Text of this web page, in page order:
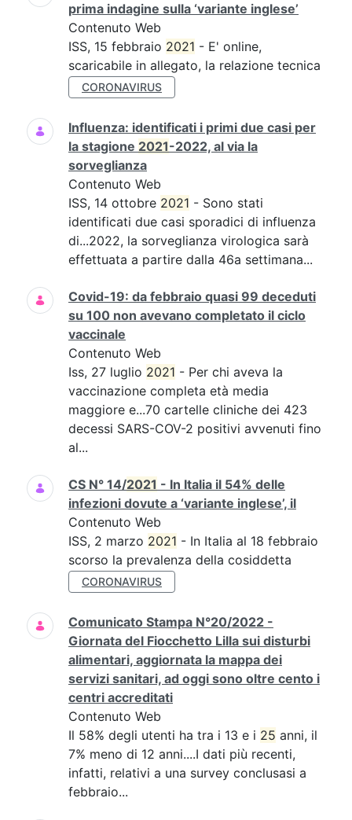
prima indagine sulla ‘variante inglese’
Contenuto Web
ISS, 15 febbraio 2021 - E' online,
scaricabile in allegato, la relazione tecnica
CORONAVIRUS
Influenza: identificati i primi due casi per
la stagione 2021-2022, al via la
sorveglianza
Contenuto Web
ISS, 14 ottobre 2021 - Sono stati
identificati due casi sporadici di influenza
di...2022, la sorveglianza virologica sarà
effettuata a partire dalla 46a settimana...
Covid-19: da febbraio quasi 99 deceduti
su 100 non avevano completato il ciclo
vaccinale
Contenuto Web
Iss, 27 luglio 2021 - Per chi aveva la
vaccinazione completa età media
maggiore e...70 cartelle cliniche dei 423
decessi SARS-COV-2 positivi avvenuti fino
al...
CS N° 14/2021 - In Italia il 54% delle
infezioni dovute a ‘variante inglese’, il
Contenuto Web
ISS, 2 marzo 2021 - In Italia al 18 febbraio
scorso la prevalenza della cosiddetta
CORONAVIRUS
Comunicato Stampa N°20/2022 -
Giornata del Fiocchetto Lilla sui disturbi
alimentari, aggiornata la mappa dei
servizi sanitari, ad oggi sono oltre cento i
centri accreditati
Contenuto Web
Il 58% degli utenti ha tra i 13 e i 25 anni, il
7% meno di 12 anni....I dati più recenti,
infatti, relativi a una survey conclusasi a
febbraio...